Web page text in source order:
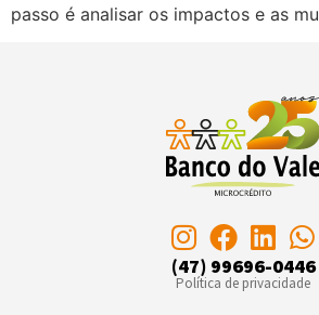
passo é analisar os impactos e as
(47) 99696-0446
Política de privacidade